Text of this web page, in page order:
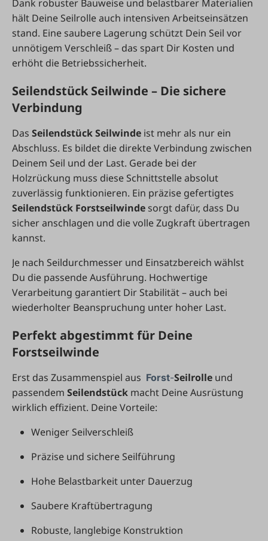
Dank robuster Bauweise und belastbarer Materialien
hält Deine Seilrolle auch intensiven Arbeitseinsätzen
stand. Eine saubere Lagerung schützt Dein Seil vor
unnötigem Verschleiß – das spart Dir Kosten und
erhöht die Betriebssicherheit.
Seilendstück Seilwinde – Die sichere
Verbindung
Das Seilendstück Seilwinde ist mehr als nur ein
Abschluss. Es bildet die direkte Verbindung zwischen
Deinem Seil und der Last. Gerade bei der
Holzrückung muss diese Schnittstelle absolut
zuverlässig funktionieren. Ein präzise gefertigtes
Seilendstück Forstseilwinde sorgt dafür, dass Du
sicher anschlagen und die volle Zugkraft übertragen
kannst.
Je nach Seildurchmesser und Einsatzbereich wählst
Du die passende Ausführung. Hochwertige
Verarbeitung garantiert Dir Stabilität – auch bei
wiederholter Beanspruchung unter hoher Last.
Perfekt abgestimmt für Deine
Forstseilwinde
Erst das Zusammenspiel aus Forst-Seilrolle und
passendem Seilendstück macht Deine Ausrüstung
wirklich effizient. Deine Vorteile:
Weniger Seilverschleiß
Präzise und sichere Seilführung
Hohe Belastbarkeit unter Dauerzug
Saubere Kraftübertragung
Robuste, langlebige Konstruktion